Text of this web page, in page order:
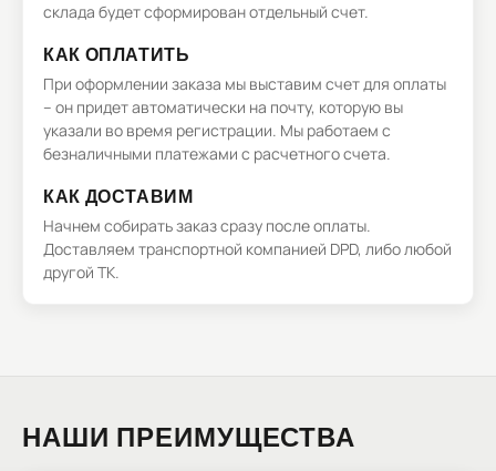
склада будет сформирован отдельный счет.
КАК ОПЛАТИТЬ
При оформлении заказа мы выставим счет для оплаты
– он придет автоматически на почту, которую вы
указали во время регистрации. Мы работаем с
безналичными платежами с расчетного счета.
КАК ДОСТАВИМ
Начнем собирать заказ сразу после оплаты.
Доставляем транспортной компанией DPD, либо любой
другой ТК.
НАШИ ПРЕИМУЩЕСТВА